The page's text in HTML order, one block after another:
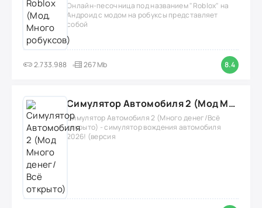
Онлайн-песочница под названием "Roblox" на
Андроид с модом на робуксы представляет
собой
2.733.988 267 Mb 8.4
Симулятор Автомобиля 2 (Мод Много денег/Всё открыто)
Симулятор Автомобиля 2 (Много денег/Всё
открыто) - симулятор вождения автомобиля
2026! (версия